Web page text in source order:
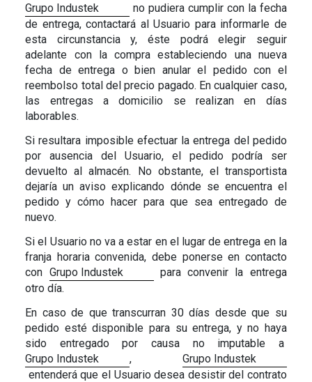
Grupo Industek
no pudiera cumplir con la fecha
de entrega, contactará al Usuario para informarle de
esta circunstancia y, éste podrá elegir seguir
adelante con la compra estableciendo una nueva
fecha de entrega o bien anular el pedido con el
reembolso total del precio pagado. En cualquier caso,
las entregas a domicilio se realizan en días
laborables.
Si resultara imposible efectuar la entrega del pedido
por ausencia del Usuario, el pedido podría ser
devuelto al almacén. No obstante, el transportista
dejaría un aviso explicando dónde se encuentra el
pedido y cómo hacer para que sea entregado de
nuevo.
Si el Usuario no va a estar en el lugar de entrega en la
franja horaria convenida, debe ponerse en contacto
con Grupo Industek
para convenir la entrega
otro día.
En caso de que transcurran 30 días desde que su
pedido esté disponible para su entrega, y no haya
sido entregado por causa no imputable a
Grupo Industek
, Grupo Industek
entenderá que el Usuario desea desistir del contrato